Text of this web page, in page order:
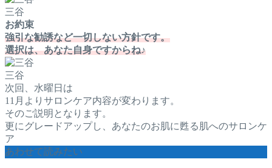
三谷
お約束
強引な勧誘など一切しない方針です。
選択は、あなた自身ですからね♪
三谷
次回、水曜日は
11月よりサロンケア内容が変わります。
そのご説明となります。
更にグレードアップし、あなたのお肌に甦る肌へのサロンケ
ア
あわせて読みたい